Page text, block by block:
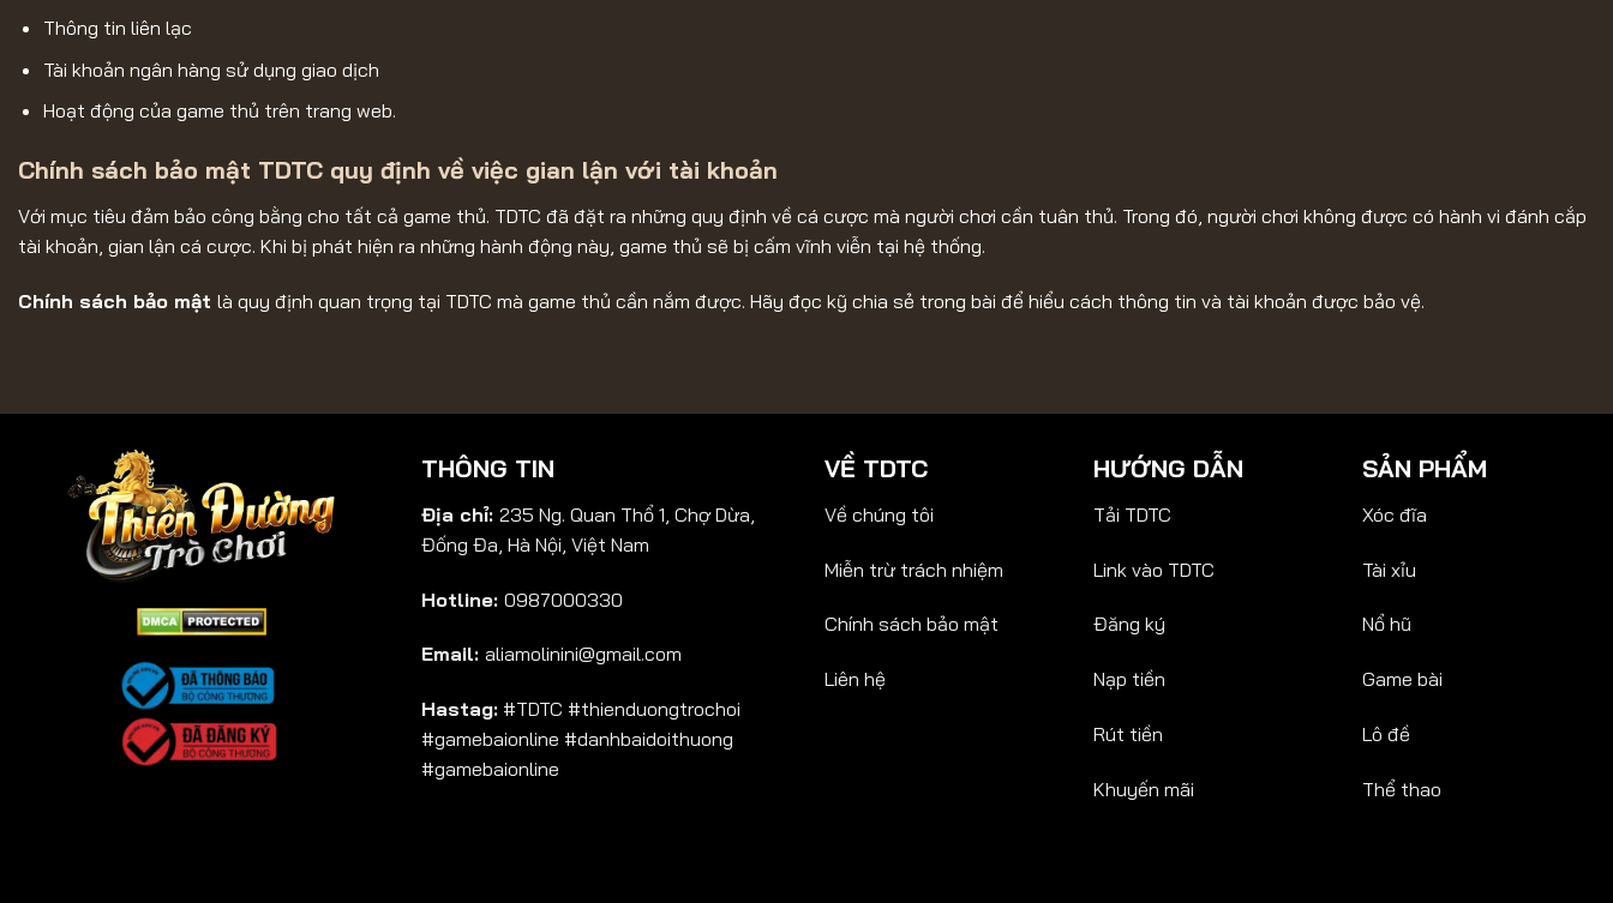
Thông tin liên lạc
Tài khoản ngân hàng sử dụng giao dịch
Hoạt động của game thủ trên trang web.
Chính sách bảo mật TDTC quy định về việc gian lận với tài khoản
Với mục tiêu đảm bảo công bằng cho tất cả game thủ. TDTC đã đặt ra những quy định về cá cược mà người chơi cần tuân thủ. Trong đó, người chơi không được có hành vi đánh cắp
tài khoản, gian lận cá cược. Khi bị phát hiện ra những hành động này, game thủ sẽ bị cấm vĩnh viễn tại hệ thống.
Chính sách bảo mật là quy định quan trọng tại TDTC mà game thủ cần nắm được. Hãy đọc kỹ chia sẻ trong bài để hiểu cách thông tin và tài khoản được bảo vệ.
THÔNG TIN
Địa chỉ: 235 Ng. Quan Thổ 1, Chợ Dừa,
Đống Đa, Hà Nội, Việt Nam
Hotline: 0987000330
Email: aliamolinini@gmail.com
Hastag: #TDTC #thienduongtrochoi
#gamebaionline #danhbaidoithuong
#gamebaionline
VỀ TDTC
Về chúng tôi
Miễn trừ trách nhiệm
Chính sách bảo mật
Liên hệ
HƯỚNG DẪN
Tải TDTC
Link vào TDTC
Đăng ký
Nạp tiền
Rút tiền
Khuyến mãi
SẢN PHẨM
Xóc đĩa
Tài xỉu
Nổ hũ
Game bài
Lô đề
Thể thao